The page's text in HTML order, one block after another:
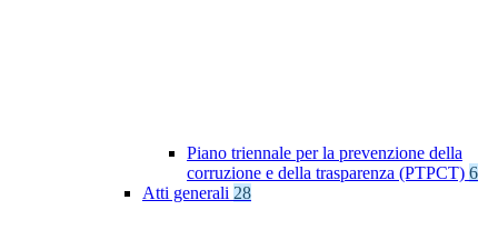
Piano triennale per la prevenzione della
corruzione e della trasparenza (PTPCT) 6
Atti generali 28